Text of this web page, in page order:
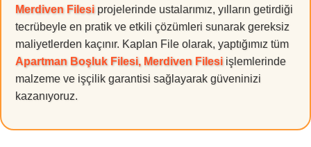
Merdiven Filesi projelerinde ustalarımız, yılların getirdiği
tecrübeyle en pratik ve etkili çözümleri sunarak gereksiz
maliyetlerden kaçınır. Kaplan File olarak, yaptığımız tüm
Apartman Boşluk Filesi, Merdiven Filesi işlemlerinde
malzeme ve işçilik garantisi sağlayarak güveninizi
kazanıyoruz.